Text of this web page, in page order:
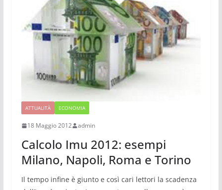
ATTUALITÀ ECONOMIA
18 Maggio 2012 admin
Calcolo Imu 2012: esempi
Milano, Napoli, Roma e Torino
Il tempo infine è giunto e così cari lettori la scadenza